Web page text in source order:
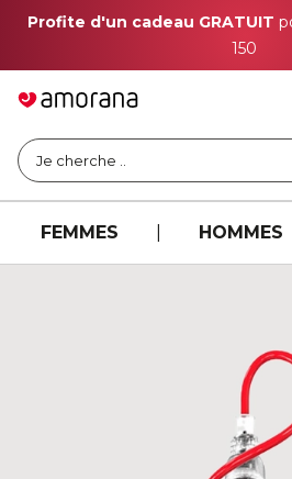
Profite d'un cadeau GRATUIT
150
Je cherche ..
FEMMES HOMMES